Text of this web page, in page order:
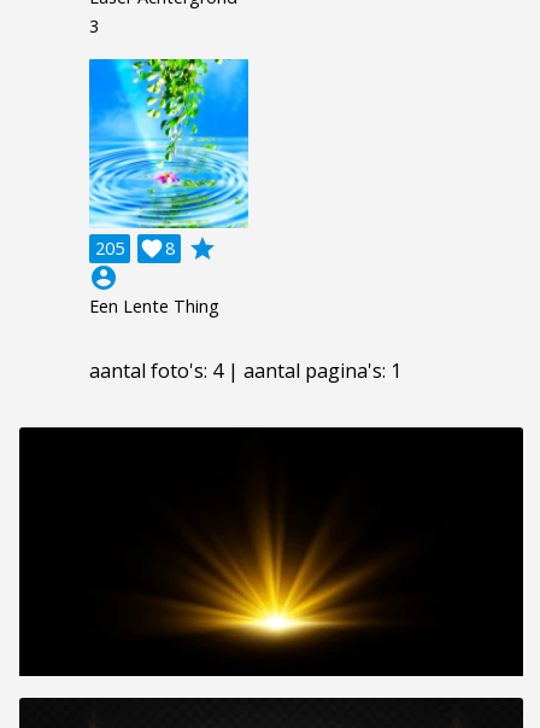
3
205 8

grade
account_circle
Een Lente Thing
aantal foto's: 4 | aantal pagina's: 1